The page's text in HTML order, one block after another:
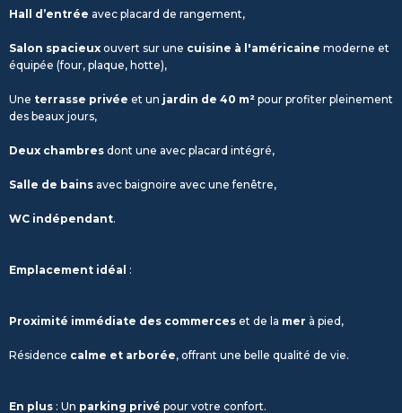
Hall d’entrée avec placard de rangement,
Salon spacieux ouvert sur une cuisine à l'américaine moderne et
équipée (four, plaque, hotte),
Une terrasse privée et un jardin de 40 m² pour profiter pleinement
des beaux jours,
Deux chambres dont une avec placard intégré,
Salle de bains avec baignoire avec une fenêtre,
WC indépendant.
Emplacement idéal :
Proximité immédiate des commerces et de la mer à pied,
Résidence calme et arborée, offrant une belle qualité de vie.
En plus : Un parking privé pour votre confort.